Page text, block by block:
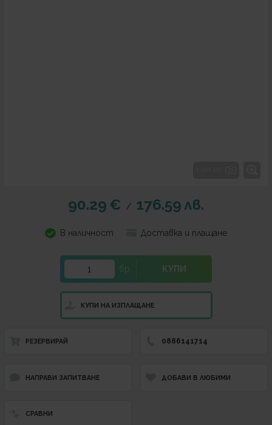
90.29 € / 176.59лв.
В наличност Доставка и плащане
бр. КУПИ
КУПИ НА ИЗПЛАЩАНЕ
РЕЗЕРВИРАЙ 0886141714
НАПРАВИ ЗАПИТВАНЕ ДОБАВИ В ЛЮБИМИ
СРАВНИ